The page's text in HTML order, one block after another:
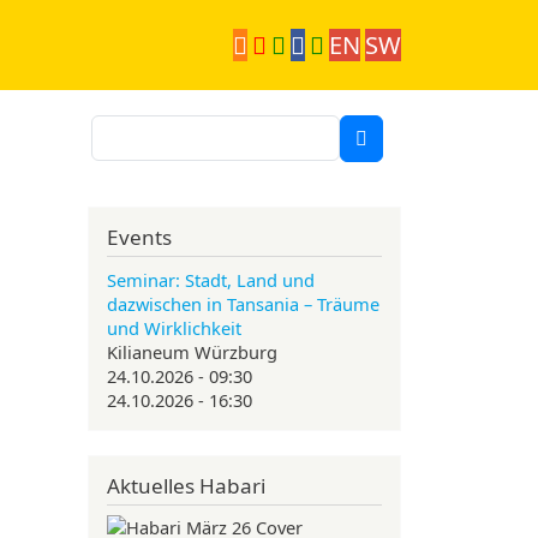
EN SW
Events
Seminar: Stadt, Land und
dazwischen in Tansania – Träume
und Wirklichkeit
Kilianeum Würzburg
24.10.2026 - 09:30
24.10.2026 - 16:30
Aktuelles Habari